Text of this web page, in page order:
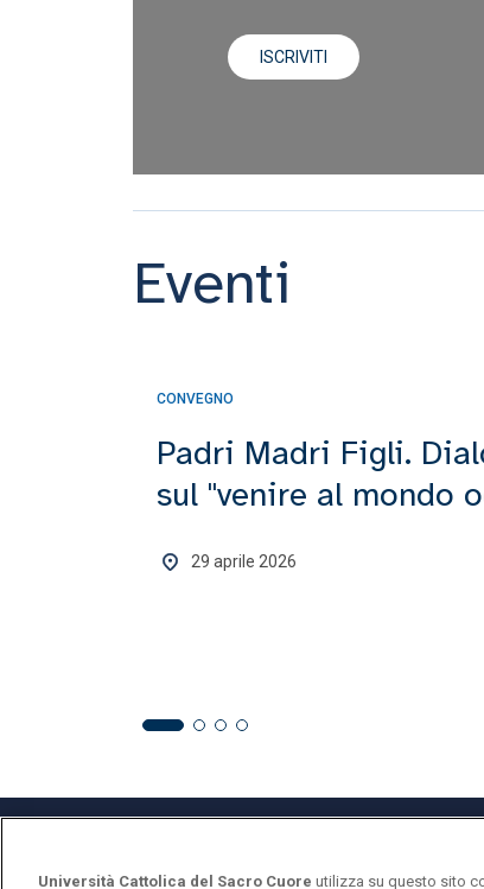
ISCRIVITI
Eventi
CONVEGNO
Padri Madri Figli.
sul "venire al mondo
29 aprile 2026
Università Cattolica del Sacro Cuore utilizza su questo sito